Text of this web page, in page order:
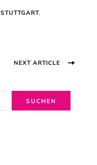
STUTTGART,
NEXT ARTICLE